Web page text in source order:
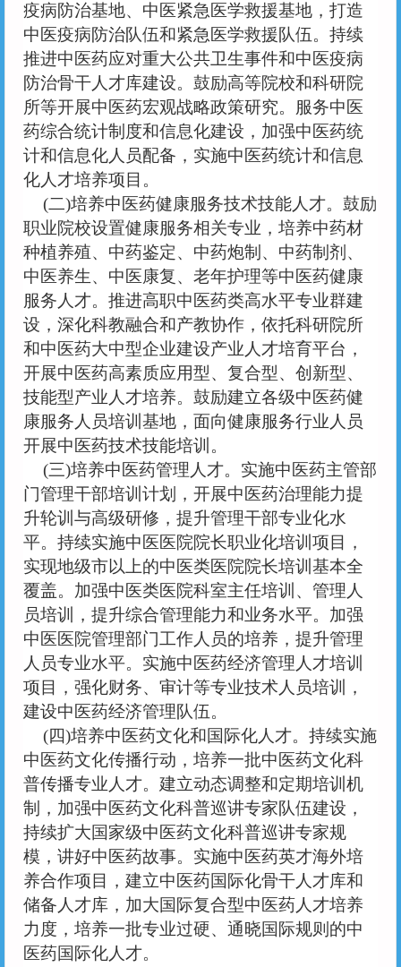
疫病防治基地、中医紧急医学救援基地，打造
中医疫病防治队伍和紧急医学救援队伍。持续
推进中医药应对重大公共卫生事件和中医疫病
防治骨干人才库建设。鼓励高等院校和科研院
所等开展中医药宏观战略政策研究。服务中医
药综合统计制度和信息化建设，加强中医药统
计和信息化人员配备，实施中医药统计和信息
化人才培养项目。
(二)培养中医药健康服务技术技能人才。鼓励
职业院校设置健康服务相关专业，培养中药材
种植养殖、中药鉴定、中药炮制、中药制剂、
中医养生、中医康复、老年护理等中医药健康
服务人才。推进高职中医药类高水平专业群建
设，深化科教融合和产教协作，依托科研院所
和中医药大中型企业建设产业人才培育平台，
开展中医药高素质应用型、复合型、创新型、
技能型产业人才培养。鼓励建立各级中医药健
康服务人员培训基地，面向健康服务行业人员
开展中医药技术技能培训。
(三)培养中医药管理人才。实施中医药主管部
门管理干部培训计划，开展中医药治理能力提
升轮训与高级研修，提升管理干部专业化水
平。持续实施中医医院院长职业化培训项目，
实现地级市以上的中医类医院院长培训基本全
覆盖。加强中医类医院科室主任培训、管理人
员培训，提升综合管理能力和业务水平。加强
中医医院管理部门工作人员的培养，提升管理
人员专业水平。实施中医药经济管理人才培训
项目，强化财务、审计等专业技术人员培训，
建设中医药经济管理队伍。
(四)培养中医药文化和国际化人才。持续实施
中医药文化传播行动，培养一批中医药文化科
普传播专业人才。建立动态调整和定期培训机
制，加强中医药文化科普巡讲专家队伍建设，
持续扩大国家级中医药文化科普巡讲专家规
模，讲好中医药故事。实施中医药英才海外培
养合作项目，建立中医药国际化骨干人才库和
储备人才库，加大国际复合型中医药人才培养
力度，培养一批专业过硬、通晓国际规则的中
医药国际化人才。